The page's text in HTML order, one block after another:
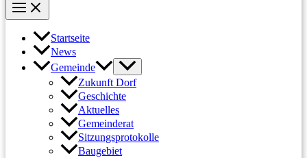
Startseite
News
Gemeinde
Zukunft Dorf
Geschichte
Aktuelles
Gemeinderat
Sitzungsprotokolle
Baugebiet